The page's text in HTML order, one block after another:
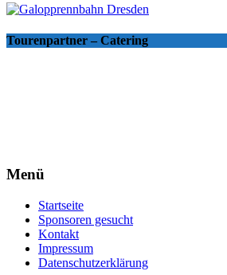
Tourenpartner – Catering
Menü
Startseite
Sponsoren gesucht
Kontakt
Impressum
Datenschutzerklärung